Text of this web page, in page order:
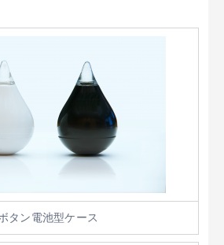
タン電池型ケース